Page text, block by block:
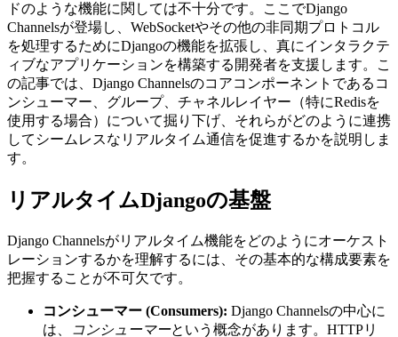
ドのような機能に関しては不十分です。ここでDjango
Channelsが登場し、WebSocketやその他の非同期プロトコル
を処理するためにDjangoの機能を拡張し、真にインタラクテ
ィブなアプリケーションを構築する開発者を支援します。こ
の記事では、Django Channelsのコアコンポーネントであるコ
ンシューマー、グループ、チャネルレイヤー（特にRedisを
使用する場合）について掘り下げ、それらがどのように連携
してシームレスなリアルタイム通信を促進するかを説明しま
す。
リアルタイムDjangoの基盤
Django Channelsがリアルタイム機能をどのようにオーケスト
レーションするかを理解するには、その基本的な構成要素を
把握することが不可欠です。
コンシューマー (Consumers): Django Channelsの中心に
は、
コンシューマーという概念があります。HTTPリ